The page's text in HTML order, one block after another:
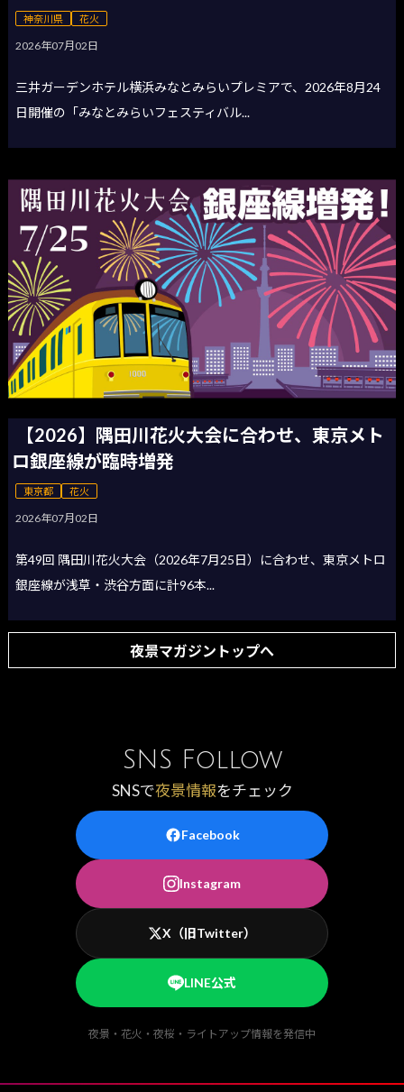
神奈川県 花火
2026年07月02日
三井ガーデンホテル横浜みなとみらいプレミアで、2026年8月24
日開催の「みなとみらいフェスティバル...
【2026】隅田川花火大会に合わせ、東京メト
ロ銀座線が臨時増発
東京都 花火
2026年07月02日
第49回 隅田川花火大会（2026年7月25日）に合わせ、東京メトロ
銀座線が浅草・渋谷方面に計96本...
夜景マガジントップへ
SNS Follow
SNSで夜景情報をチェック
Facebook
Instagram
X（旧Twitter）
LINE公式
夜景・花火・夜桜・ライトアップ情報を発信中